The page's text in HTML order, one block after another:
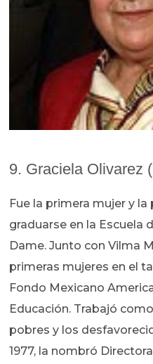
9. Graciela Olivarez
Fue la primera mujer y la
graduarse en la Escuela
Dame. Junto con Vilma
primeras mujeres en el
Fondo Mexicano
Educación. Trabajó
pobres y los
1977, la nombró